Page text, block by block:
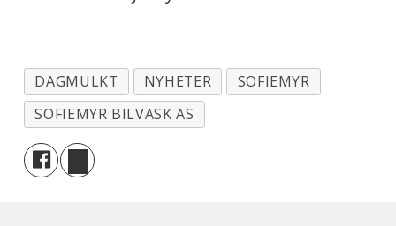
DAGMULKT NYHETER
SOFIEMYR
SOFIEMYR BILVASK AS